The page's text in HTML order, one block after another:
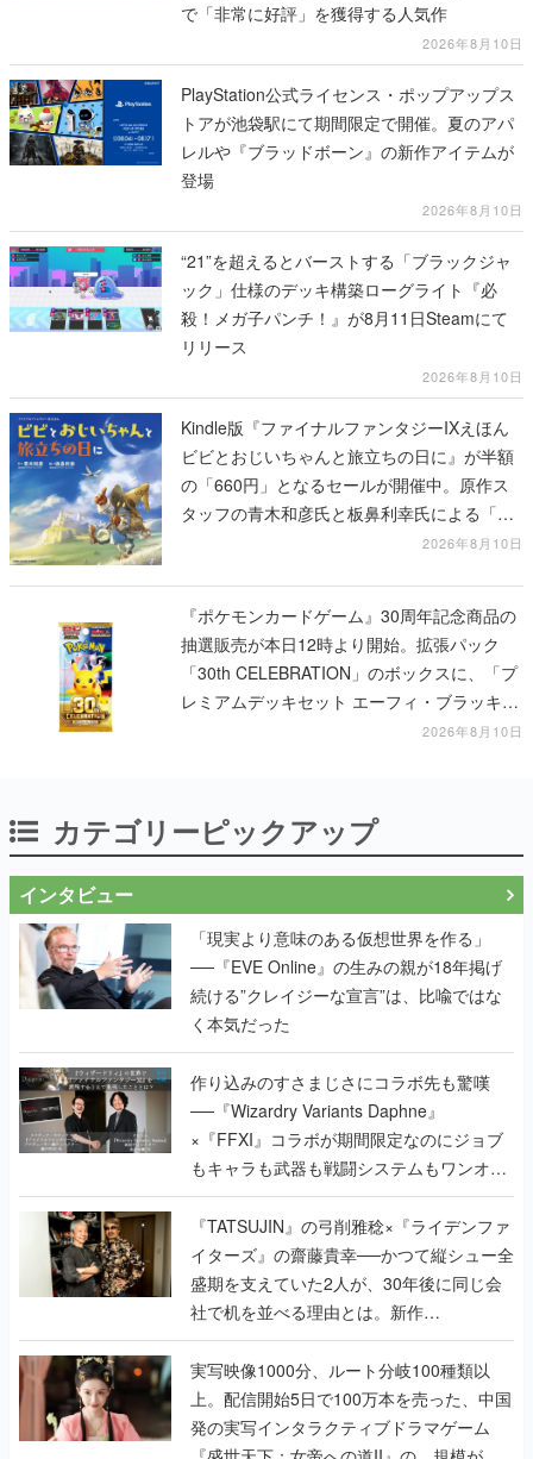
で「非常に好評」を獲得する人気作
2026年8月10日
PlayStation公式ライセンス・ポップアップス
トアが池袋駅にて期間限定で開催。夏のアパ
レルや『ブラッドボーン』の新作アイテムが
登場
2026年8月10日
“21”を超えるとバーストする「ブラックジャ
ック」仕様のデッキ構築ローグライト『必
殺！メガ子パンチ！』が8月11日Steamにて
リリース
2026年8月10日
Kindle版『ファイナルファンタジーIXえほん
ビビとおじいちゃんと旅立ちの日に』が半額
の「660円」となるセールが開催中。原作ス
タッフの青木和彦氏と板鼻利幸氏による「ビ
2026年8月10日
『ポケモンカードゲーム』30周年記念商品の
抽選販売が本日12時より開始。拡張パック
「30th CELEBRATION」のボックスに、「プ
レミアムデッキセット エーフィ・ブラッキ
ー」「FUTURISTIC BOX」の計3商品2026年8月10日
カテゴリーピックアップ
インタビュー
「現実より意味のある仮想世界を作る」
──『EVE Online』の生みの親が18年掲げ
続ける”クレイジーな宣言”は、比喩ではな
く本気だった
作り込みのすさまじさにコラボ先も驚嘆
──『Wizardry Variants Daphne』
×『FFXI』コラボが期間限定なのにジョブ
もキャラも武器も戦闘システムもワンオフ
で作り込まれた理由を両ディレクターに聞
く
『TATSUJIN』の弓削雅稔×『ライデンファ
イターズ』の齋藤貴幸──かつて縦シュー全
盛期を支えていた2人が、30年後に同じ会
社で机を並べる理由とは。新作
『TATSUJIN EXTREME』で初タッグを組
んだレジェンド2人に訊く開発秘話
実写映像1000分、ルート分岐100種類以
上。配信開始5日で100万本を売った、中国
発の実写インタラクティブドラマゲーム